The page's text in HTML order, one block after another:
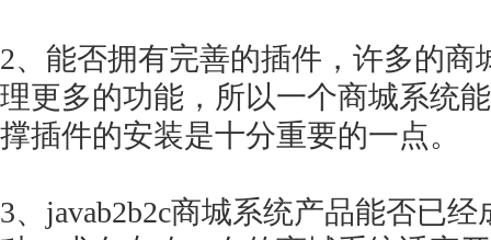
2、能否拥有完善的插件，许多的
理更多的功能，所以一个商城系统
撑插件的安装是十分重要的一点。
3、javab2b2c商城系统产品能否已